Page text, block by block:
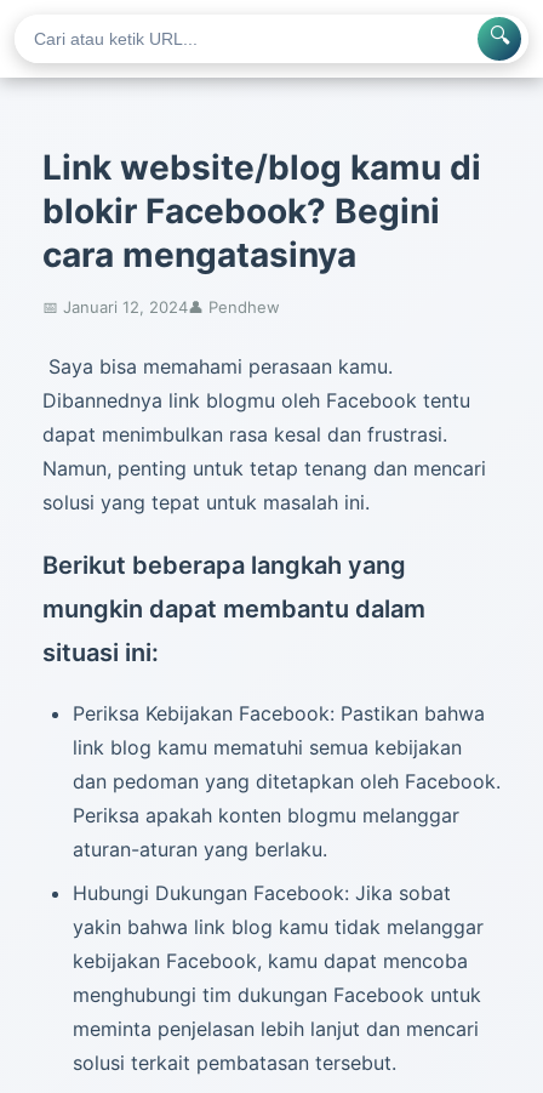
🔍
Link website/blog kamu di
blokir Facebook? Begini
cara mengatasinya
📅 Januari 12, 2024👤 Pendhew
Saya bisa memahami perasaan kamu.
Dibannednya link blogmu oleh Facebook tentu
dapat menimbulkan rasa kesal dan frustrasi.
Namun, penting untuk tetap tenang dan mencari
solusi yang tepat untuk masalah ini.
Berikut beberapa langkah yang
mungkin dapat membantu dalam
situasi ini:
Periksa Kebijakan Facebook: Pastikan bahwa
link blog kamu mematuhi semua kebijakan
dan pedoman yang ditetapkan oleh Facebook.
Periksa apakah konten blogmu melanggar
aturan-aturan yang berlaku.
Hubungi Dukungan Facebook: Jika sobat
yakin bahwa link blog kamu tidak melanggar
kebijakan Facebook, kamu dapat mencoba
menghubungi tim dukungan Facebook untuk
meminta penjelasan lebih lanjut dan mencari
solusi terkait pembatasan tersebut.